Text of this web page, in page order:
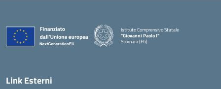
Istituto Comprensivo Statale
"Giovanni Paolo I"
Stornara (FG)
Link Esterni